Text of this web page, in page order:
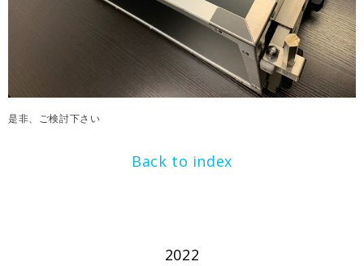
是非、ご検討下さい
Back to index
2022